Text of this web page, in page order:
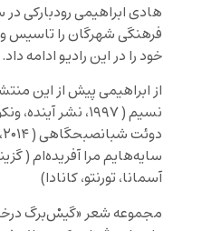
خود را در این رادیو ادامه داد.
از ابراهیمی پیش از این
نسیم ( ۱۹۹۷، نشر
سایه‌هایم مرا آفریده‌ام (
آسمانا، تورنتو، کانادا)
مجموعه شعر «گیسْ‌برگ